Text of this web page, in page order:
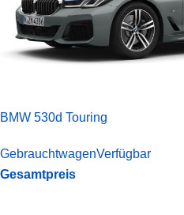
BMW 530d Touring
GebrauchtwagenVerfügbar
Gesamtpreis